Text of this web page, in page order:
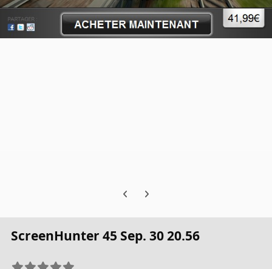
Previous carousel slide
Next carousel slide
ScreenHunter 45 Sep. 30 20.56